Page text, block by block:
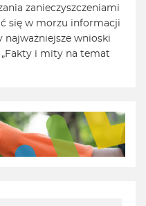
zanieczyszczeniami
się w morzu informacji
wnioski
„Fakty i mity na temat